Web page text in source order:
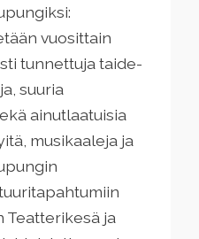
vuosittain
tunnettuja taide-
suuria
ainutlaatuisia
musikaaleja ja
Teatterikesä ja